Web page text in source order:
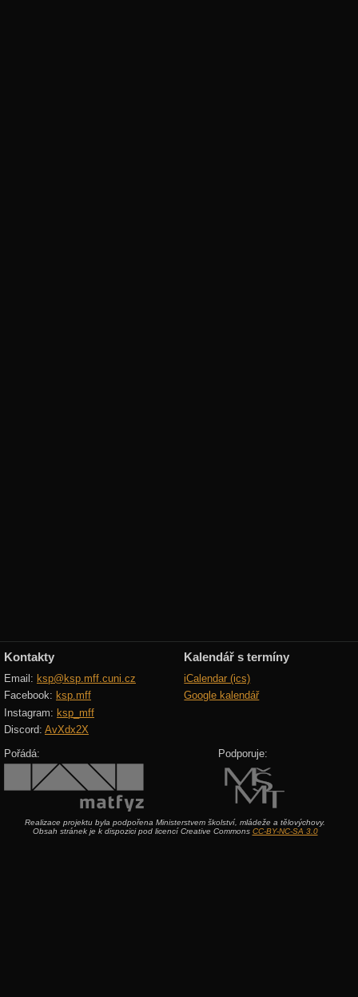
Kontakty
Email: ksp@ksp.mff.cuni.cz
Facebook: ksp.mff
Instagram: ksp_mff
Discord: AvXdx2X
Kalendář s termíny
iCalendar (ics)
Google kalendář
Pořádá: Podporuje:
Realizace projektu byla podpořena Ministerstvem školství, mládeže a tělovýchovy.
Obsah stránek je k dispozici pod licencí Creative Commons CC-BY-NC-SA 3.0